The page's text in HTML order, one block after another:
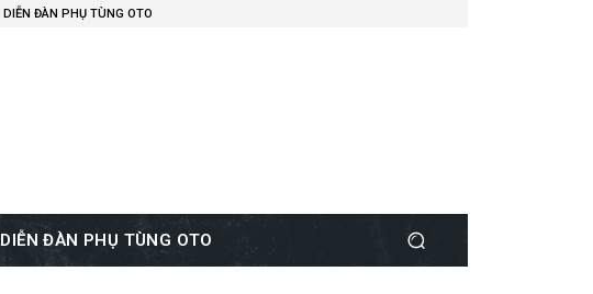
DIỄN ĐÀN PHỤ TÙNG OTO
DIỄN ĐÀN PHỤ TÙNG OTO